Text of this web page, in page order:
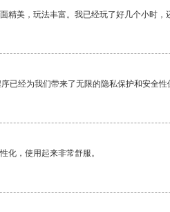
精美，玩法丰富。我已经玩了好几个小时，
已经为我们带来了无限的隐私保护和安全性
化，使用起来非常舒服。